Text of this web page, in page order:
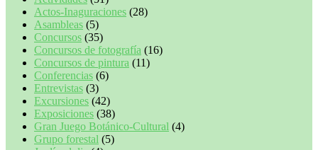
Actos-Inaguraciones (28)
Asambleas (5)
Concursos (35)
Concursos de fotografía (16)
Concursos de pintura (11)
Conferencias (6)
Entrevistas (3)
Excursiones (42)
Exposiciones (38)
Gran Juego Botánico-Cultural (4)
Grupo forestal (5)